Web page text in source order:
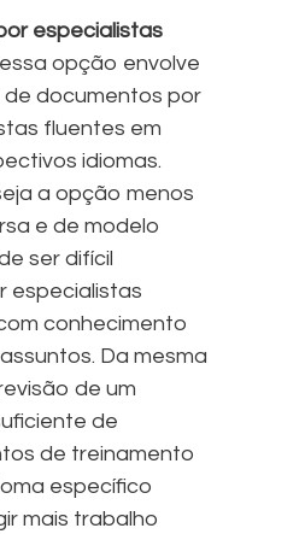
especialistas
essa opção envolve
de documentos por
fluentes em
idiomas.
a opção menos
e de modelo
ser difícil
especialistas
conhecimento
Da mesma
de um
de
de treinamento
específico
mais trabalho